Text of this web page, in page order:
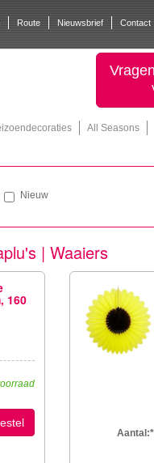
Route Nieuwsbrief Contact
All Seasons
Nieuw
| Waaiers
160
Aantal:*